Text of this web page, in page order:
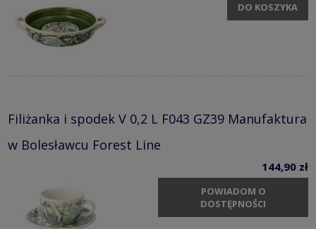
DO KOSZYKA
Filiżanka i spodek V 0,2 L F043 GZ39 Manufaktura
w Bolesławcu Forest Line
144,90 zł
POWIADOM O
DOSTĘPNOŚCI